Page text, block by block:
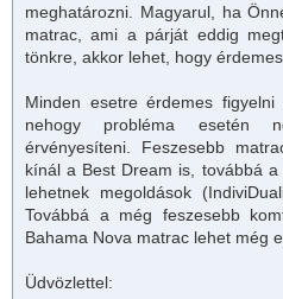
meghatározni. Magyarul, ha
matrac , ami a párját eddig
tönkre, akkor lehet, hogy
Minden esetre érdemes figyelni
nehogy probléma esetén
érvényesíteni. Feszesebb
kínál a Best Dream is, továbbá
lehetnek megoldások
Továbbá a még feszesebb
Bahama Nova matrac lehet még
Üdvözlettel: